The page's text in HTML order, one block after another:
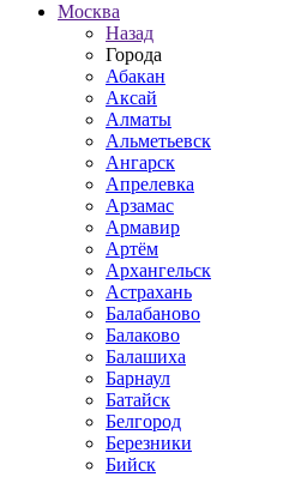
Москва
Назад
Города
Абакан
Аксай
Алматы
Альметьевск
Ангарск
Апрелевка
Арзамас
Армавир
Артём
Архангельск
Астрахань
Балабаново
Балаково
Балашиха
Барнаул
Батайск
Белгород
Березники
Бийск